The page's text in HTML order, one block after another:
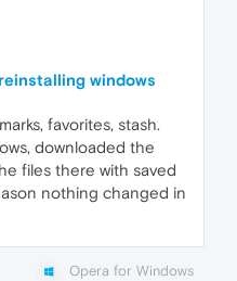
windows
favorites, stash.
downloaded the
files there with saved
nothing changed in
Opera for Windows